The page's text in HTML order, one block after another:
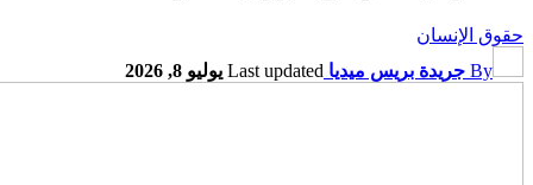
حقوق الإنسان
By جريدة بريس ميديا Last updated يوليو 8, 2026